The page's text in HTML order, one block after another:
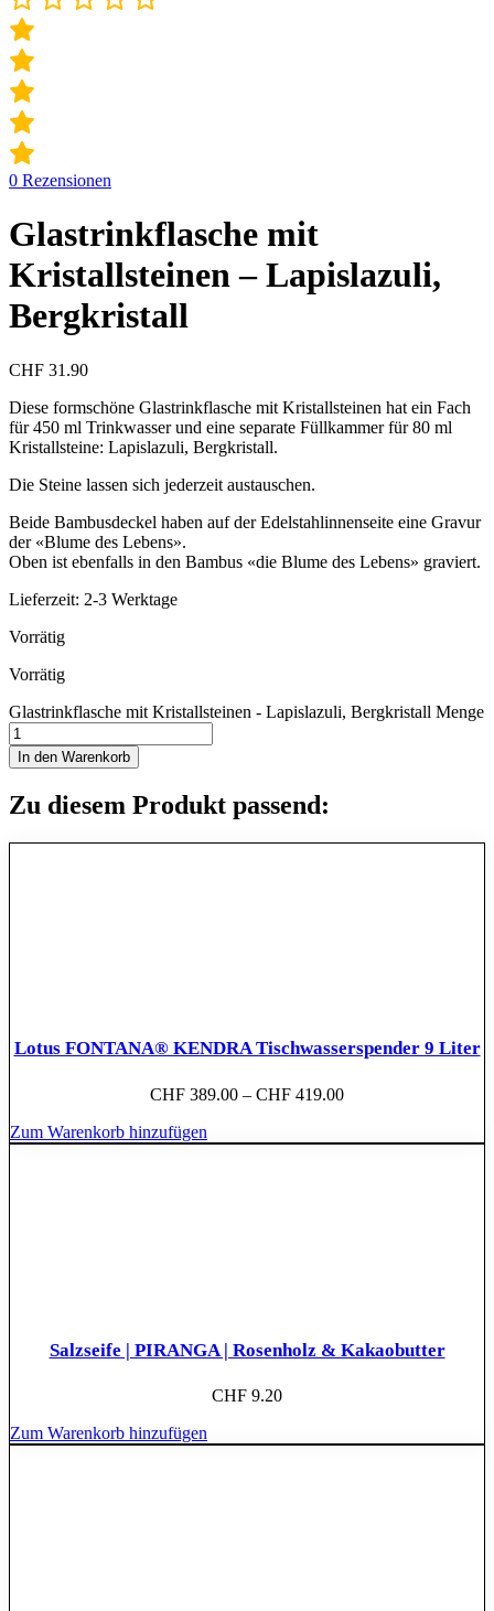
0 Rezensionen
Glastrinkflasche mit
Kristallsteinen – Lapislazuli,
Bergkristall
CHF 31.90
Diese formschöne Glastrinkflasche mit Kristallsteinen hat ein Fach
für 450 ml Trinkwasser und eine separate Füllkammer für 80 ml
Kristallsteine: Lapislazuli, Bergkristall.
Die Steine lassen sich jederzeit austauschen.
Beide Bambusdeckel haben auf der Edelstahlinnenseite eine Gravur
der «Blume des Lebens».
Oben ist ebenfalls in den Bambus «die Blume des Lebens» graviert.
Lieferzeit: 2-3 Werktage
Vorrätig
Vorrätig
Glastrinkflasche mit Kristallsteinen - Lapislazuli, Bergkristall Menge
In den Warenkorb
Zu diesem Produkt passend:
Lotus FONTANA® KENDRA Tischwasserspender 9 Liter
CHF 389.00 – CHF 419.00
Zum Warenkorb hinzufügen
Salzseife | PIRANGA | Rosenholz & Kakaobutter
CHF 9.20
Zum Warenkorb hinzufügen